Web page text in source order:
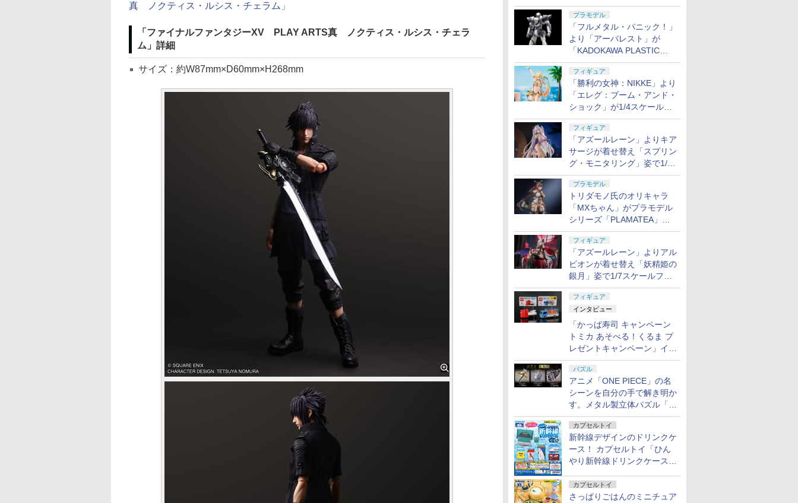
月10日から予約開始決定！
プラモデル
「フルメタル・パニック！」
より「アーバレスト」が
「KADOKAWA PLASTIC
MODEL SERIES」から1/48
スケールで登場！
フィギュア
「勝利の女神：NIKKE」より
「エレグ：ブーム・アンド・
ショック」が1/4スケールで
フィギュア化！
フィギュア
「アズールレーン」よりキア
サージが着せ替え「スプリン
グ・モニタリング」姿で1/6
スケールフィギュア化！
プラモデル
トリダモノ氏のオリキャラ
「MXちゃん」がプラモデル
シリーズ「PLAMATEA」で
登場！ 2027年1月発売予定
フィギュア
「アズールレーン」よりアル
ビオンが着せ替え「妖精姫の
銀月」姿で1/7スケールフィ
ギュア化！
フィギュア
インタビュー
「かっぱ寿司 キャンペーン
トミカ あそべる！くるま プ
レゼントキャンペーン」イン
タビュー
パズル
アニメ「ONE PIECE」の名
シーンを自分の手で解き明か
す。メタル製立体パズル「は
ずる ONE PIECE」シリーズ
3種が登場
カプセルトイ
新幹線デザインのドリンクケ
ース！ カプセルトイ「ひん
やり新幹線ドリンクケース」
カプセルトイ
さっぱりごはんのミニチュア
真 ノクティス・ルシス・チェラム」
「ファイナルファンタジーXV PLAY ARTS真 ノクティス・ルシス・チェラ
ム」詳細
サイズ：約W87mm×D60mm×H268mm